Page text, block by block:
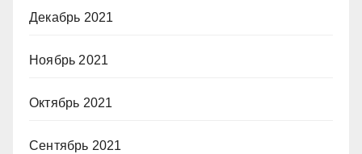
Декабрь 2021
Ноябрь 2021
Октябрь 2021
Сентябрь 2021